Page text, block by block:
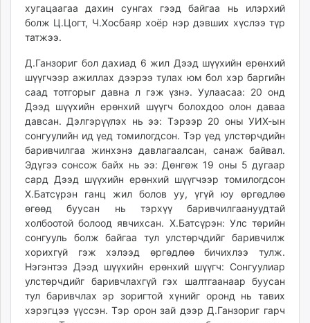
хугацаагаа дахин сунгах гээд байгаа нь илэрхий
болж Ц.Цогт, Ч.Хосбаяр хоёр нэр дэвших хүслээ түр
татжээ.
Д.Ганзориг бол дахиад 6 жил Дээд шүүхийн ерөнхий
шүүгчээр ажиллах дээрээ тулах юм бол хэр баргийн
саад тотгорыг давна л гэж үзнэ. Уулаасаа: 20 онд
Дээд шүүхийн ерөнхий шүүгч болохдоо олон даваа
давсан. Дэлгэрүүлэх нь ээ: Тэрээр 20 оны УИХ-ын
сонгуулийн ид үед томилогдсон. Тэр үед улстөрчдийн
баривчилгаа жинхэнэ давлагаалсан, санаж байвал.
Эдүгээ сонсож байх нь ээ: Дөнгөж 19 оны 5 дугаар
сард Дээд шүүхийн ерөнхий шүүгчээр томилогдсон
Х.Батсүрэн ганц жил болов уу, үгүй юу өргөдлөө
өгөөд буусан нь тэрхүү баривчилгаануудтай
холбоотой болоод явчихсан. Х.Батсүрэн: Улс төрийн
сонгууль болж байгаа тул улстөрчдийг баривчилж
хорихгүй гэж хэлээд өргөдлөө бичихлээ тулж.
Нэгэнтээ Дээд шүүхийн ерөнхий шүүгч: Сонгуулиар
улстөрчдийг баривчлахгүй гэх шалтгаанаар буусан
тул баривчлах эр зоригтой хүнийг оронд нь тавих
хэрэгцээ үүссэн. Тэр орон зай дээр Д.Ганзориг гарч